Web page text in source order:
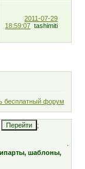
2011-07-29
18:59:07 tashimiti
бесплатный форум
;
шаблоны,